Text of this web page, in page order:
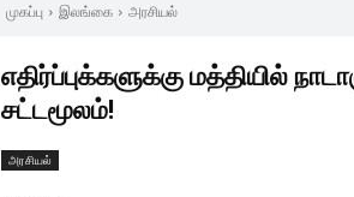
முகப்பு இலங்கை அரசியல்
எதிர்ப்புக்களுக்கு மத்தியில்
சட்டமூலம்!
அரசியல்